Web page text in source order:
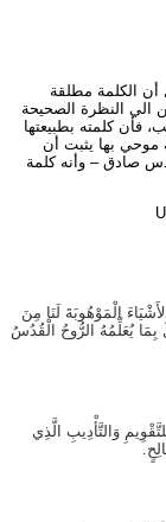
أن الكلمة مطلقة
الي النظرة الصحيحة
فأن كلمته بطبيعتها
بها يثبت أن
صادق – وأنه كلمة
الْمَوْهُوبَةَ لَنَا مِنَ
بِمَا يُعَلِّمُهُ الرُّوحُ الْقُدُسُ
وَالتَّأْدِيبِ الَّذِي